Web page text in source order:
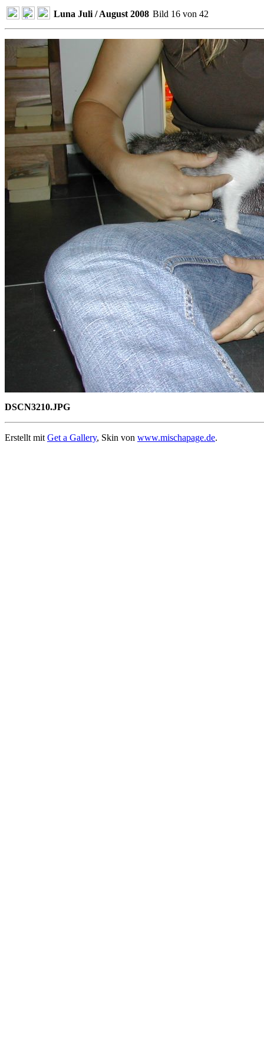
Luna Juli / August 2008 Bild 16 von 42
DSCN3210.JPG
Erstellt mit Get a Gallery, Skin von www.mischapage.de.